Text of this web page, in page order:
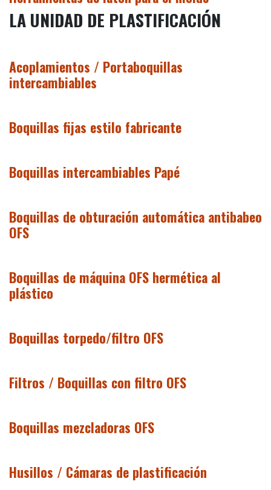
LA UNIDAD DE PLASTIFICACIÓN
Acoplamientos / Portaboquillas
intercambiables
Boquillas fijas estilo fabricante
Boquillas intercambiables Papé
Boquillas de obturación automática antibabeo
OFS
Boquillas de máquina OFS hermética al
plástico
Boquillas torpedo/filtro OFS
Filtros / Boquillas con filtro OFS
Boquillas mezcladoras OFS
Husillos / Cámaras de plastificación